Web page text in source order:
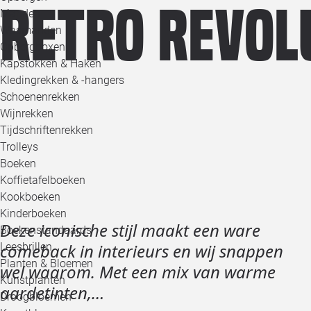
Manden
Wasmanden
Opbergboxen
Kapstokken & Haken
Kledingrekken & -hangers
Schoenenrekken
Wijnrekken
Tijdschriftenrekken
Trolleys
Boeken
Koffietafelboeken
Kookboeken
Kinderboeken
Boekenstandaards
Leesbrillen
Planten & Bloemen
Kunstplanten
Droogbloemen
retro
Deze iconische stijl maakt een ware
comeback in interieurs en wij snappen
wel waarom. Met een mix van warme
aardetinten,…